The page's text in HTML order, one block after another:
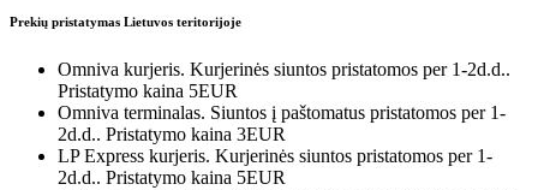
Prekių pristatymas Lietuvos teritorijoje
Omniva kurjeris. Kurjerinės siuntos pristatomos per 1-2d.d..
Pristatymo kaina 5EUR
Omniva terminalas. Siuntos į paštomatus pristatomos per 1-
2d.d.. Pristatymo kaina 3EUR
LP Express kurjeris. Kurjerinės siuntos pristatomos per 1-
2d.d.. Pristatymo kaina 5EUR